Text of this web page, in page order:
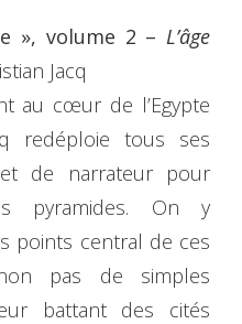
», volume 2 – L’âge
Jacq
au cœur de l’Egypte
redéploie tous ses
de narrateur pour
pyramides. On y
points central de ces
pas de simples
battant des cités